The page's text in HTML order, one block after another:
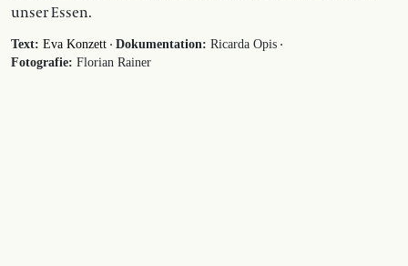
unser Essen.
Text: Eva Konzett · Dokumentation: Ricarda Opis ·
Fotografie: Florian Rainer